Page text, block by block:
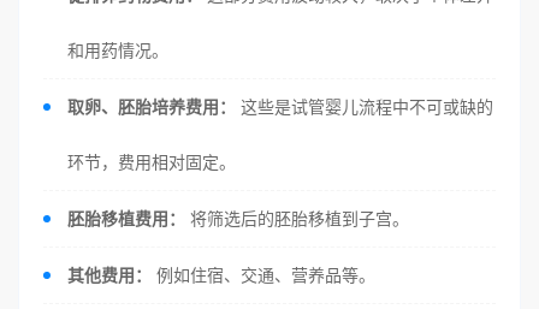
和用药情况。
取卵、胚胎培养费用： 这些是试管婴儿流程中不可或缺的
环节，费用相对固定。
胚胎移植费用： 将筛选后的胚胎移植到子宫。
其他费用： 例如住宿、交通、营养品等。